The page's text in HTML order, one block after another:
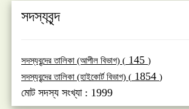
সদস্যবৃন্দ
সদস্যবৃন্দের তালিকা (আপীল বিভাগ) ( 145 )
সদস্যবৃন্দের তালিকা (হাইকোর্ট বিভাগ) ( 1854 )
মোট সদস্য সংখ্যা : 1999